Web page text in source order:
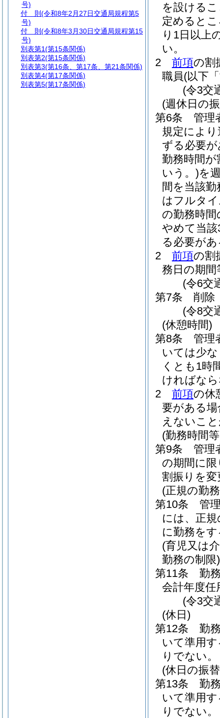
を設ける
定めると
り1日以上
い。
2
前項の割
職員(以下
(令3交
(週休日の
第6条
管理
規定によ
ずる必要
勤務時間
いう。)を
間を当該
はフルタ
の勤務時
やめて当
る必要が
2
前項の割
務日の期
(令6交
第7条
削除
(令8交
(休憩時間)
第8条
管理
いては少
くとも1時
ければな
2
前項の休
要がある
えないこ
(勤務時間
第9条
管理
の期間に
割振りを
(正規の勤
第10条
管
には、正
に勤務を
(育児又は
勤務の制限)
第11条
勤
会計年度
(令3交
(休日)
第12条
勤
いて準用
りでない。
(休日の振
第13条
勤
いて準用
りでない。
号)
付 則 (令和8年2月27日交通局規程第5
号)
付 則 (令和8年3月30日交通局規程第15
号)
別表第1(第15条関係)
別表第2(第15条関係)
別表第3(第16条、第17条、第21条関係)
別表第4(第17条関係)
別表第5(第17条関係)